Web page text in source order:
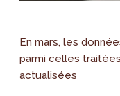
En mars, les
parmi celles
actualisées